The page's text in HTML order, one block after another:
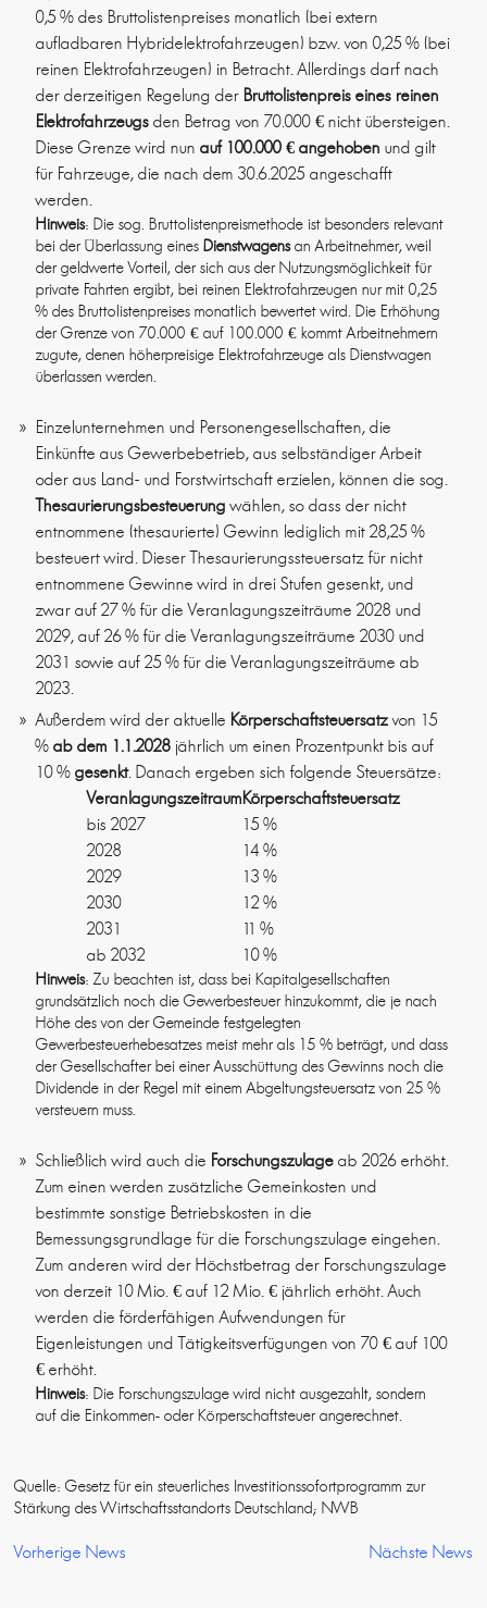
0,5 % des Bruttolistenpreises monatlich (bei extern
aufladbaren Hybridelektrofahrzeugen) bzw. von 0,25 % (bei
reinen Elektrofahrzeugen) in Betracht. Allerdings darf nach
der derzeitigen Regelung der Bruttolistenpreis eines reinen
Elektrofahrzeugs den Betrag von 70.000 € nicht übersteigen.
Diese Grenze wird nunauf 100.000 € angehoben und gilt
für Fahrzeuge, die nach dem 30.6.2025 angeschafft
werden.
Hinweis: Die sog. Bruttolistenpreismethode ist besonders relevant
bei der Überlassung einesDienstwagensan Arbeitnehmer, weil
der geldwerte Vorteil, der sich aus der Nutzungsmöglichkeit für
private Fahrten ergibt, bei reinen Elektrofahrzeugen nur mit 0,25
% des Bruttolistenpreises monatlich bewertet wird. Die Erhöhung
der Grenze von 70.000 € auf 100.000 € kommt Arbeitnehmern
zugute, denen höherpreisige Elektrofahrzeuge als Dienstwagen
überlassen werden.
Einzelunternehmen und Personengesellschaften, die
Einkünfte aus Gewerbebetrieb, aus selbständiger Arbeit
oder aus Land- und Forstwirtschaft erzielen, können die sog.
Thesaurierungsbesteuerung wählen, so dass der nicht
entnommene (thesaurierte) Gewinn lediglich mit 28,25 %
besteuert wird. Dieser Thesaurierungssteuersatz für nicht
entnommene Gewinne wird in drei Stufen gesenkt, und
zwar auf 27 % für die Veranlagungszeiträume 2028 und
2029, auf 26 % für die Veranlagungszeiträume 2030 und
2031 sowie auf 25 % für die Veranlagungszeiträume ab
2023.
Außerdem wird der aktuelle Körperschaftsteuersatzvon 15
%ab dem 1.1.2028 jährlich um einen Prozentpunkt bis auf
10 %gesenkt. Danach ergeben sich folgende Steuersätze:
VeranlagungszeitraumKörperschaftsteuersatz
bis 2027
15 %
2028
14 %
2029
13 %
2030
12 %
2031
11 %
ab 2032
10 %
Hinweis: Zu beachten ist, dass bei Kapitalgesellschaften
grundsätzlich noch die Gewerbesteuer hinzukommt, die je nach
Höhe des von der Gemeinde festgelegten
Gewerbesteuerhebesatzes meist mehr als 15 % beträgt, und dass
der Gesellschafter bei einer Ausschüttung des Gewinns noch die
Dividende in der Regel mit einem Abgeltungsteuersatz von 25 %
versteuern muss.
Schließlich wird auch die Forschungszulage ab 2026 erhöht.
Zum einen werden zusätzliche Gemeinkosten und
bestimmte sonstige Betriebskosten in die
Bemessungsgrundlage für die Forschungszulage eingehen.
Zum anderen wird der Höchstbetrag der Forschungszulage
von derzeit 10 Mio. € auf 12 Mio. € jährlich erhöht. Auch
werden die förderfähigen Aufwendungen für
Eigenleistungen und Tätigkeitsverfügungen von 70 € auf 100
€ erhöht.
Hinweis: Die Forschungszulage wird nicht ausgezahlt, sondern
auf die Einkommen- oder Körperschaftsteuer angerechnet.
Quelle: Gesetz für ein steuerliches Investitionssofortprogramm zur
Stärkung des Wirtschaftsstandorts Deutschland; NWB
Vorherige News Nächste News